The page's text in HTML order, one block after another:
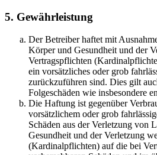
5. Gewährleistung
Der Betreiber haftet mit
Körper und Gesundheit und der
Vertragspflichten
ein vorsätzliches oder grob
zurückzuführen sind. Dies gilt
Folgeschäden wie insbesondere
Die Haftung ist gegenüber
vorsätzlichem oder grob
Schäden aus der Verletzung von
Gesundheit und der Verletzung
(Kardinalpflichten) auf die bei